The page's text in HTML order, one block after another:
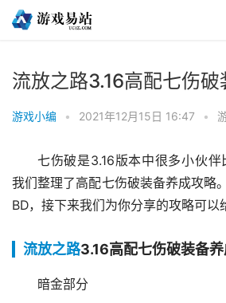
流放之路3.16高配七伤
游戏小编 • 2021年12月15日 16:47 •
七伤破是3.16版本中很多小伙
我们整理了高配七伤破装备养成攻略
BD，接下来我们为你分享的攻略可以
流放之路3.16高配七伤破装备
暗金部分